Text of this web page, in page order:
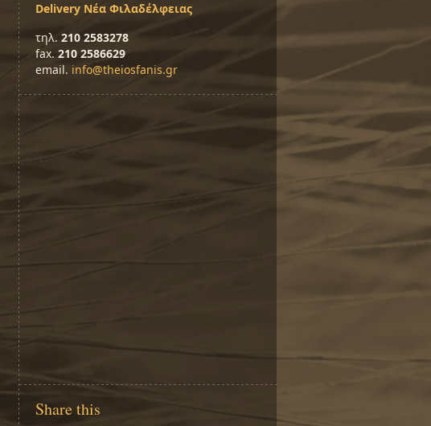
Delivery Νέα Φιλαδέλφειας
τηλ. 210 2583278
fax. 210 2586629
email. info@theiosfanis.gr
Share this